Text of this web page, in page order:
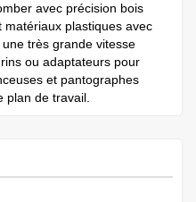
avec précision bois
matériaux plastiques avec
très grande vitesse
ou adaptateurs pour
et pantographes
plan de travail.